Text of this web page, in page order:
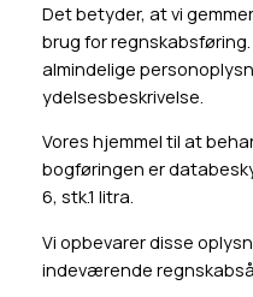
Det betyder, at vi
brug for
almindelige
ydelsesbeskrivelse.
Vores hjemmel til at
bogføringen er
6, stk.1 litra.
Vi opbevarer disse
indeværende